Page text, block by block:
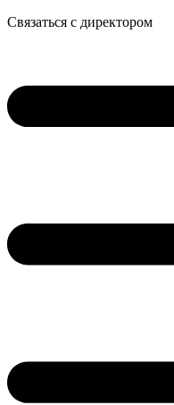
Связаться с директором